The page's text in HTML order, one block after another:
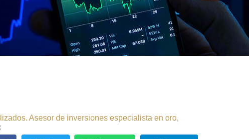
Asesor de inversiones especialista en oro,